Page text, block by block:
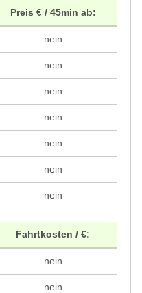
Preis € / 45min ab:
nein
nein
nein
nein
nein
nein
nein
Fahrtkosten / €:
nein
nein